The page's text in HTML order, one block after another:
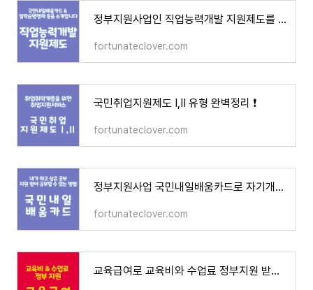
정부지원사업인 직업능력개발 지원제도를 안내해드립니다.
fortunateclover.com
국민취업지원제도 Ⅰ,Ⅱ 유형 완벽정리 ❗
fortunateclover.com
정부지원사업 국민내일배움카드로 자기개발 시작해보세요
fortunateclover.com
교육급여로 교육비와 수업료 정부지원 받으셨나요❓